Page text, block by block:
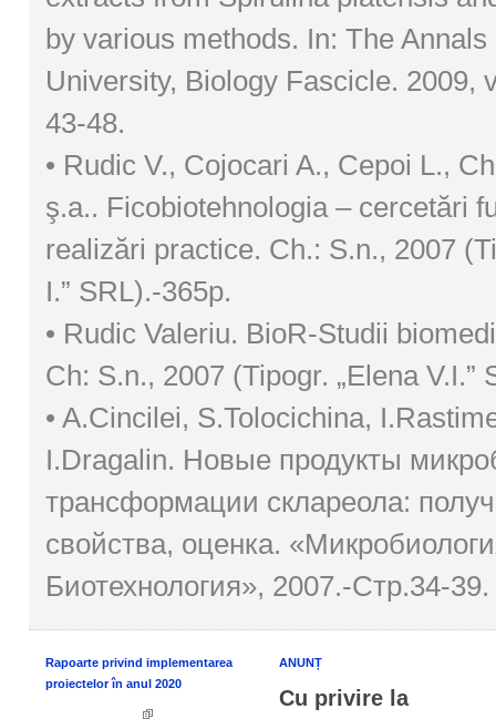
by various methods. In: The Annals
University, Biology Fascicle. 2009,
43-48.
• Rudic V., Cojocari A., Cepoi L.,
ş.a.. Ficobiotehnologia – cercetări
realizări practice. Ch.: S.n., 2007
I.” SRL).-365p.
• Rudic Valeriu. BioR-Studii
Ch: S.n., 2007 (Tipogr. „Elena V.I.”
• A.Cincilei, S.Tolocichina,
I.Dragalin. Новые продукты
трансформации склареола:
свойства, оценка.
Биотехнология», 2007.-Стр.34-39.
Rapoarte privind implementarea
proiectelor în anul 2020
ANUNȚ
Cu privire la